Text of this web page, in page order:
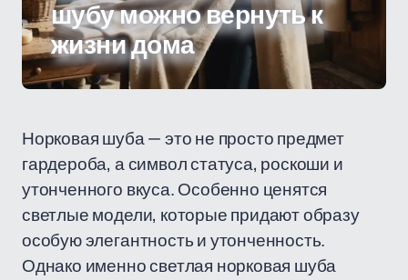
шубу можно вернуть к
жизни дома
Норковая шуба — это не просто предмет
гардероба, а символ статуса, роскоши и
утонченного вкуса. Особенно ценятся
светлые модели, которые придают образу
особую элегантность и утонченность.
Однако именно светлая норковая шуба